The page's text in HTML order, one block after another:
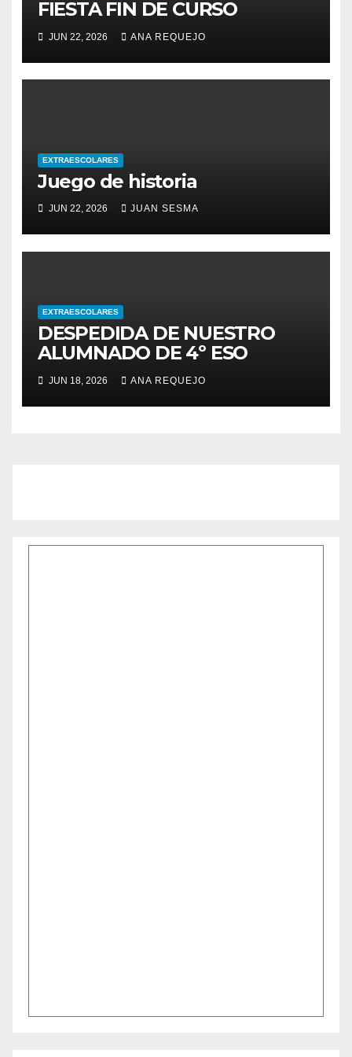
FIESTA FIN DE CURSO
JUN 22, 2026 ANA REQUEJO
EXTRAESCOLARES
Juego de historia
JUN 22, 2026 JUAN SESMA
EXTRAESCOLARES
DESPEDIDA DE NUESTRO
ALUMNADO DE 4º ESO
JUN 18, 2026 ANA REQUEJO